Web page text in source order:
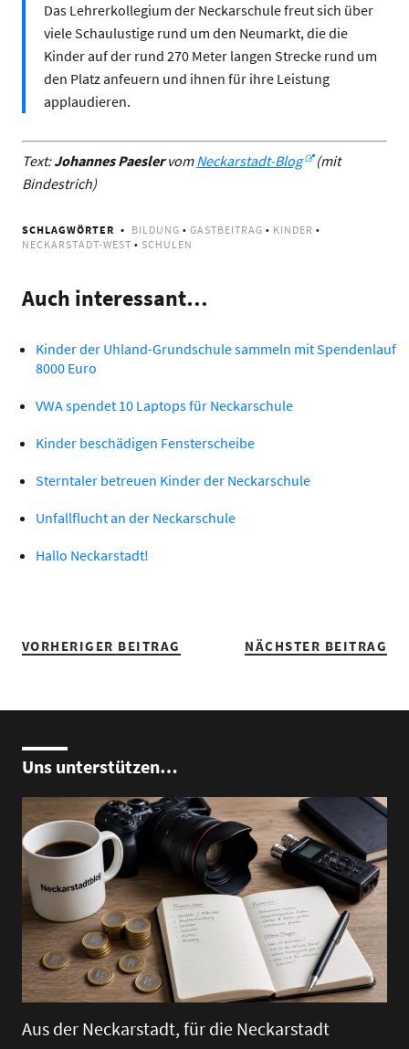
Das Lehrerkollegium der Neckarschule freut sich über
viele Schaulustige rund um den Neumarkt, die die
Kinder auf der rund 270 Meter langen Strecke rund um
den Platz anfeuern und ihnen für ihre Leistung
applaudieren.
Text:Johannes PaeslervomNeckarstadt-Blog
(mit
Bindestrich)
SCHLAGWÖRTER BILDUNG • GASTBEITRAG • KINDER •
NECKARSTADT-WEST • SCHULEN
Auch interessant…
Kinder der Uhland-Grundschule sammeln mit Spendenlauf
8000 Euro
VWA spendet 10 Laptops für Neckarschule
Kinder beschädigen Fensterscheibe
Sterntaler betreuen Kinder der Neckarschule
Unfallflucht an der Neckarschule
Hallo Neckarstadt!
VORHERIGER BEITRAG NÄCHSTER BEITRAG
Uns unterstützen…
Aus der Neckarstadt, für die Neckarstadt